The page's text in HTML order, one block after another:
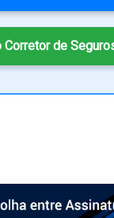
Corretor de